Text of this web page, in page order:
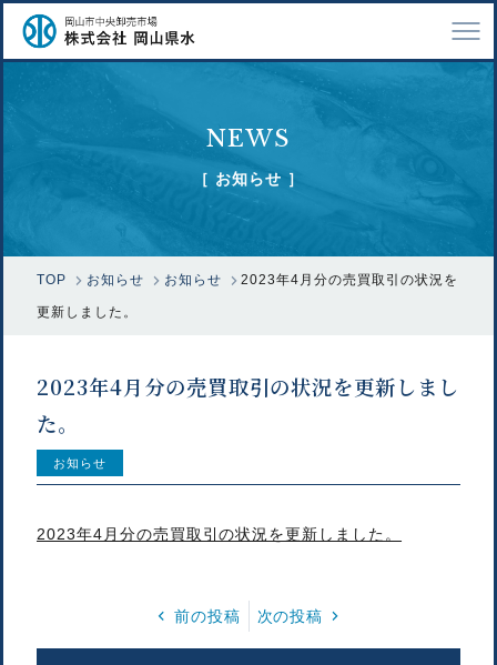
お問い合わせ
NEWS
［ お知らせ ］
TOP お知らせ お知らせ 2023年4月分の売買取引の状況を
更新しました。
2023年4月分の売買取引の状況を更新しまし
た。
お知らせ
2023年4月分の売買取引の状況を更新しました。
前の投稿 次の投稿